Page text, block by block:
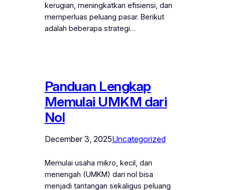
kerugian, meningkatkan efisiensi, dan
memperluas peluang pasar. Berikut
adalah beberapa strategi…
Panduan Lengkap
Memulai UMKM dari
Nol
December 3, 2025Uncategorized
Memulai usaha mikro, kecil, dan
menengah (UMKM) dari nol bisa
menjadi tantangan sekaligus peluang